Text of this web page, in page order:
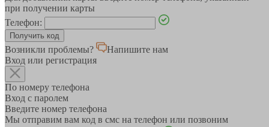
при получении карты
Телефон:
Возникли проблемы?
Напишите нам
Вход или регистрация
По номеру телефона
Вход с паролем
Введите номер телефона
Мы отправим вам код в смс на телефон или позвоним